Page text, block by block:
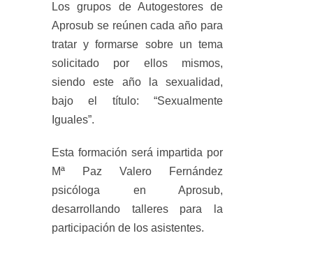
Los grupos de Autogestores de
Aprosub se reúnen cada año para
tratar y formarse sobre un tema
solicitado por ellos mismos,
siendo este año la sexualidad,
bajo el título: “Sexualmente
Iguales”.
Esta formación será impartida por
Mª Paz Valero Fernández
psicóloga en Aprosub,
desarrollando talleres para la
participación de los asistentes.